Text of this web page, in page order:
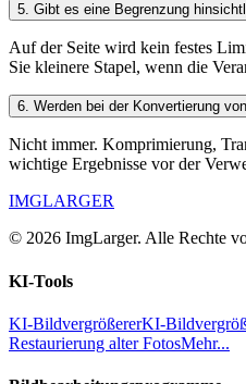
5. Gibt es eine Begrenzung
Auf der Seite wird kein festes
Sie kleinere Stapel, wenn die
6. Werden bei der Konvertierung
Nicht immer. Komprimierung,
wichtige Ergebnisse vor der
IMGLARGER
© 2026 ImgLarger. Alle Rechte
KI-Tools
KI-BildvergrößererKI-
Restaurierung alter FotosMehr...